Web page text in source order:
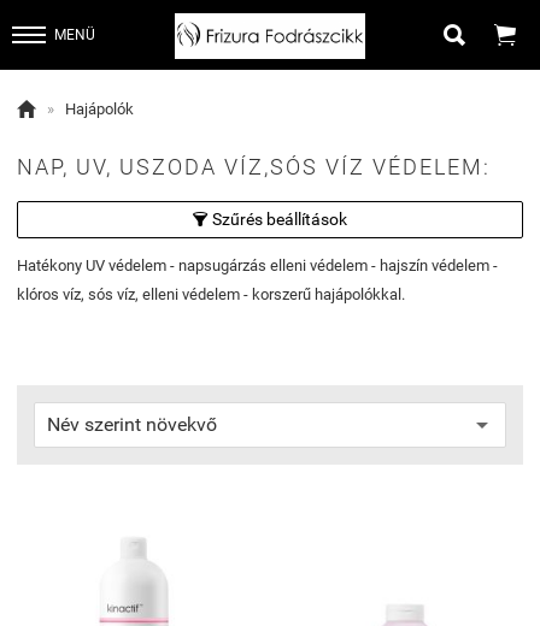
MENÜ  
 » Hajápolók
NAP, UV, USZODA VÍZ,SÓS VÍZ VÉDELEM:
 Szűrés beállítások
Hatékony UV védelem - napsugárzás elleni védelem - hajszín védelem -
klóros víz, sós víz, elleni védelem - korszerű hajápolókkal.